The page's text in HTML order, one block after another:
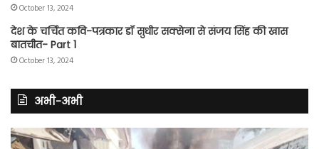
October 13, 2024
देश के चर्चित कवि-पत्रकार डॉ सुधीर सक्सेना से संजय सिंह की खास
बातचीत- Part 1
October 13, 2024
अभी-अभी